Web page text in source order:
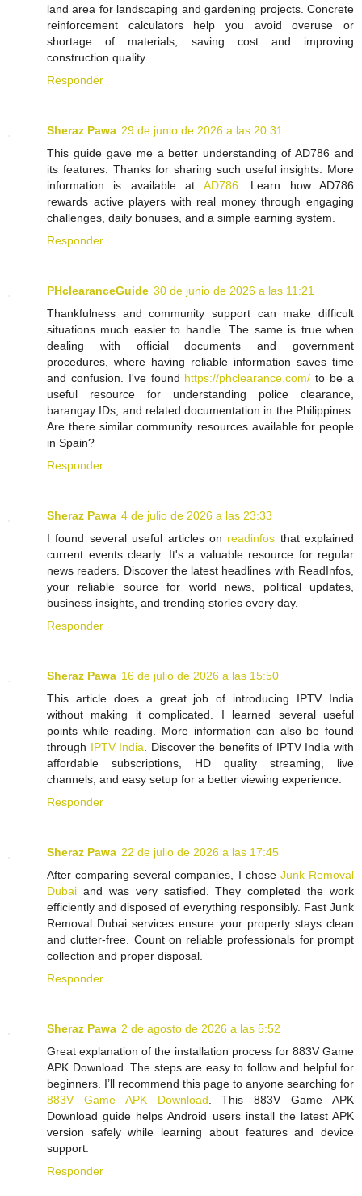
land area for landscaping and gardening projects. Concrete
reinforcement calculators help you avoid overuse or
shortage of materials, saving cost and improving
construction quality.
Responder
Sheraz Pawa 29 de junio de 2026 a las 20:31
This guide gave me a better understanding of AD786 and
its features. Thanks for sharing such useful insights. More
information is available at AD786. Learn how AD786
rewards active players with real money through engaging
challenges, daily bonuses, and a simple earning system.
Responder
PHclearanceGuide 30 de junio de 2026 a las 11:21
Thankfulness and community support can make difficult
situations much easier to handle. The same is true when
dealing with official documents and government
procedures, where having reliable information saves time
and confusion. I've found https://phclearance.com/ to be a
useful resource for understanding police clearance,
barangay IDs, and related documentation in the Philippines.
Are there similar community resources available for people
in Spain?
Responder
Sheraz Pawa 4 de julio de 2026 a las 23:33
I found several useful articles on readinfos that explained
current events clearly. It's a valuable resource for regular
news readers. Discover the latest headlines with ReadInfos,
your reliable source for world news, political updates,
business insights, and trending stories every day.
Responder
Sheraz Pawa 16 de julio de 2026 a las 15:50
This article does a great job of introducing IPTV India
without making it complicated. I learned several useful
points while reading. More information can also be found
through IPTV India . Discover the benefits of IPTV India with
affordable subscriptions, HD quality streaming, live
channels, and easy setup for a better viewing experience.
Responder
Sheraz Pawa 22 de julio de 2026 a las 17:45
After comparing several companies, I chose Junk Removal
Dubai and was very satisfied. They completed the work
efficiently and disposed of everything responsibly. Fast Junk
Removal Dubai services ensure your property stays clean
and clutter-free. Count on reliable professionals for prompt
collection and proper disposal.
Responder
Sheraz Pawa 2 de agosto de 2026 a las 5:52
Great explanation of the installation process for 883V Game
APK Download. The steps are easy to follow and helpful for
beginners. I’ll recommend this page to anyone searching for
883V Game APK Download . This 883V Game APK
Download guide helps Android users install the latest APK
version safely while learning about features and device
support.
Responder